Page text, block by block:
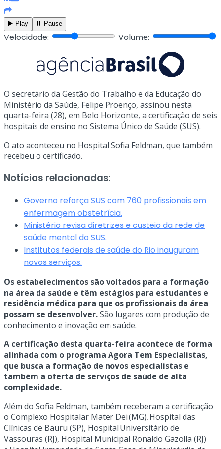
▶️ Play ⏸️ Pause
Velocidade: Volume:
O secretário da Gestão do Trabalho e da Educação do
Ministério da Saúde, Felipe Proenço, assinou nesta
quarta-feira (28), em Belo Horizonte, a certificação de seis
hospitais de ensino no Sistema Único de Saúde (SUS).
O ato aconteceu no Hospital Sofia Feldman, que também
recebeu o certificado.
Notícias relacionadas:
Governo reforça SUS com 760 profissionais em
enfermagem obstetrícia.
Ministério revisa diretrizes e custeio da rede de
saúde mental do SUS.
Institutos federais de saúde do Rio inauguram
novos serviços.
Os estabelecimentos são voltados para a formação
na área da saúde e têm estágios para estudantes e
residência médica para que os profissionais da área
possam se desenvolver.São lugares com produção de
conhecimento e inovação em saúde.
A certificação desta quarta-feira acontece de forma
alinhada com o programa Agora Tem Especialistas,
que busca a formação de novos especialistas e
também a oferta de serviços de saúde de alta
complexidade.
Além do Sofia Feldman, também receberam a certificação
o Complexo Hospitalar Mater Dei (MG), Hospital das
Clínicas de Bauru (SP), Hospital Universitário de
Vassouras (RJ), Hospital Municipal Ronaldo Gazolla (RJ)